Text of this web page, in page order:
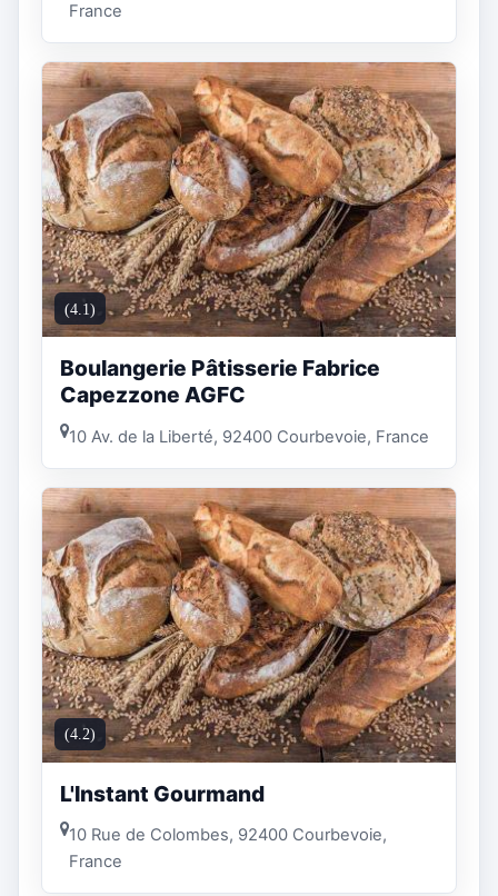
France
(4.1)
Boulangerie Pâtisserie Fabrice
Capezzone AGFC
10 Av. de la Liberté, 92400 Courbevoie, France
(4.2)
L'Instant Gourmand
10 Rue de Colombes, 92400 Courbevoie,
France